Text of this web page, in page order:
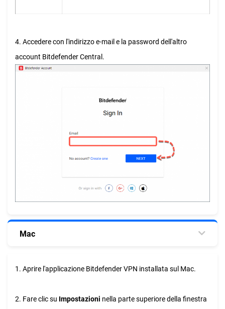
4. Accedere con l'indirizzo e-mail e la password dell'altro
account Bitdefender Central.
Mac
1. Aprire l'applicazione Bitdefender VPN installata sul Mac.
2. Fare clic su Impostazioni nella parte superiore della finestra